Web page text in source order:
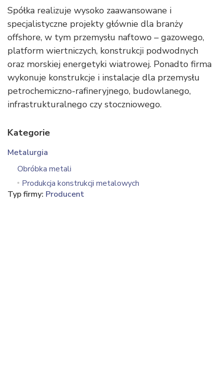
Spółka realizuje wysoko zaawansowane i
specjalistyczne projekty głównie dla branży
offshore, w tym przemysłu naftowo – gazowego,
platform wiertniczych, konstrukcji podwodnych
oraz morskiej energetyki wiatrowej. Ponadto firma
wykonuje konstrukcje i instalacje dla przemysłu
petrochemiczno-rafineryjnego, budowlanego,
infrastrukturalnego czy stoczniowego.
Kategorie
Metalurgia
Obróbka metali
Produkcja konstrukcji metalowych
Typ firmy: Producent